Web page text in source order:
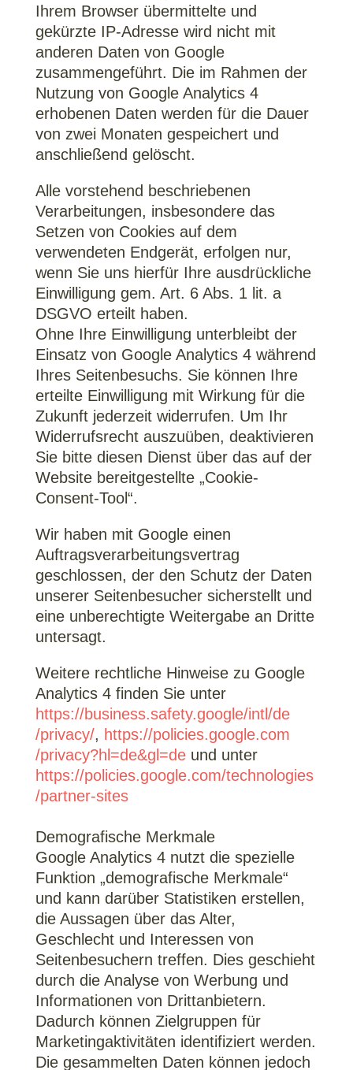
Ihrem Browser übermittelte und
gekürzte IP-Adresse wird nicht mit
anderen Daten von Google
zusammengeführt. Die im Rahmen der
Nutzung von Google Analytics 4
erhobenen Daten werden für die Dauer
von zwei Monaten gespeichert und
anschließend gelöscht.
Alle vorstehend beschriebenen
Verarbeitungen, insbesondere das
Setzen von Cookies auf dem
verwendeten Endgerät, erfolgen nur,
wenn Sie uns hierfür Ihre ausdrückliche
Einwilligung gem. Art. 6 Abs. 1 lit. a
DSGVO erteilt haben.
Ohne Ihre Einwilligung unterbleibt der
Einsatz von Google Analytics 4 während
Ihres Seitenbesuchs. Sie können Ihre
erteilte Einwilligung mit Wirkung für die
Zukunft jederzeit widerrufen. Um Ihr
Widerrufsrecht auszuüben, deaktivieren
Sie bitte diesen Dienst über das auf der
Website bereitgestellte „Cookie-
Consent-Tool“.
Wir haben mit Google einen
Auftragsverarbeitungsvertrag
geschlossen, der den Schutz der Daten
unserer Seitenbesucher sicherstellt und
eine unberechtigte Weitergabe an Dritte
untersagt.
Weitere rechtliche Hinweise zu Google
Analytics 4 finden Sie unter
https://business.safety.google/intl/de
/privacy/, https://policies.google.com
/privacy?hl=de&gl=deund unter
https://policies.google.com/technologies
/partner-sites
Demografische Merkmale
Google Analytics 4 nutzt die spezielle
Funktion „demografische Merkmale“
und kann darüber Statistiken erstellen,
die Aussagen über das Alter,
Geschlecht und Interessen von
Seitenbesuchern treffen. Dies geschieht
durch die Analyse von Werbung und
Informationen von Drittanbietern.
Dadurch können Zielgruppen für
Marketingaktivitäten identifiziert werden.
Die gesammelten Daten können jedoch